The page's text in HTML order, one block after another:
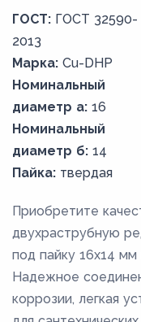
ГОСТ: ГОСТ 32590-
2013
Марка: Cu-DHP
Номинальный
диаметр а: 16
Номинальный
диаметр б: 14
Пайка: твердая
Приобретите
двухраструбную
под пайку 16х14
Надежное
коррозии, легкая